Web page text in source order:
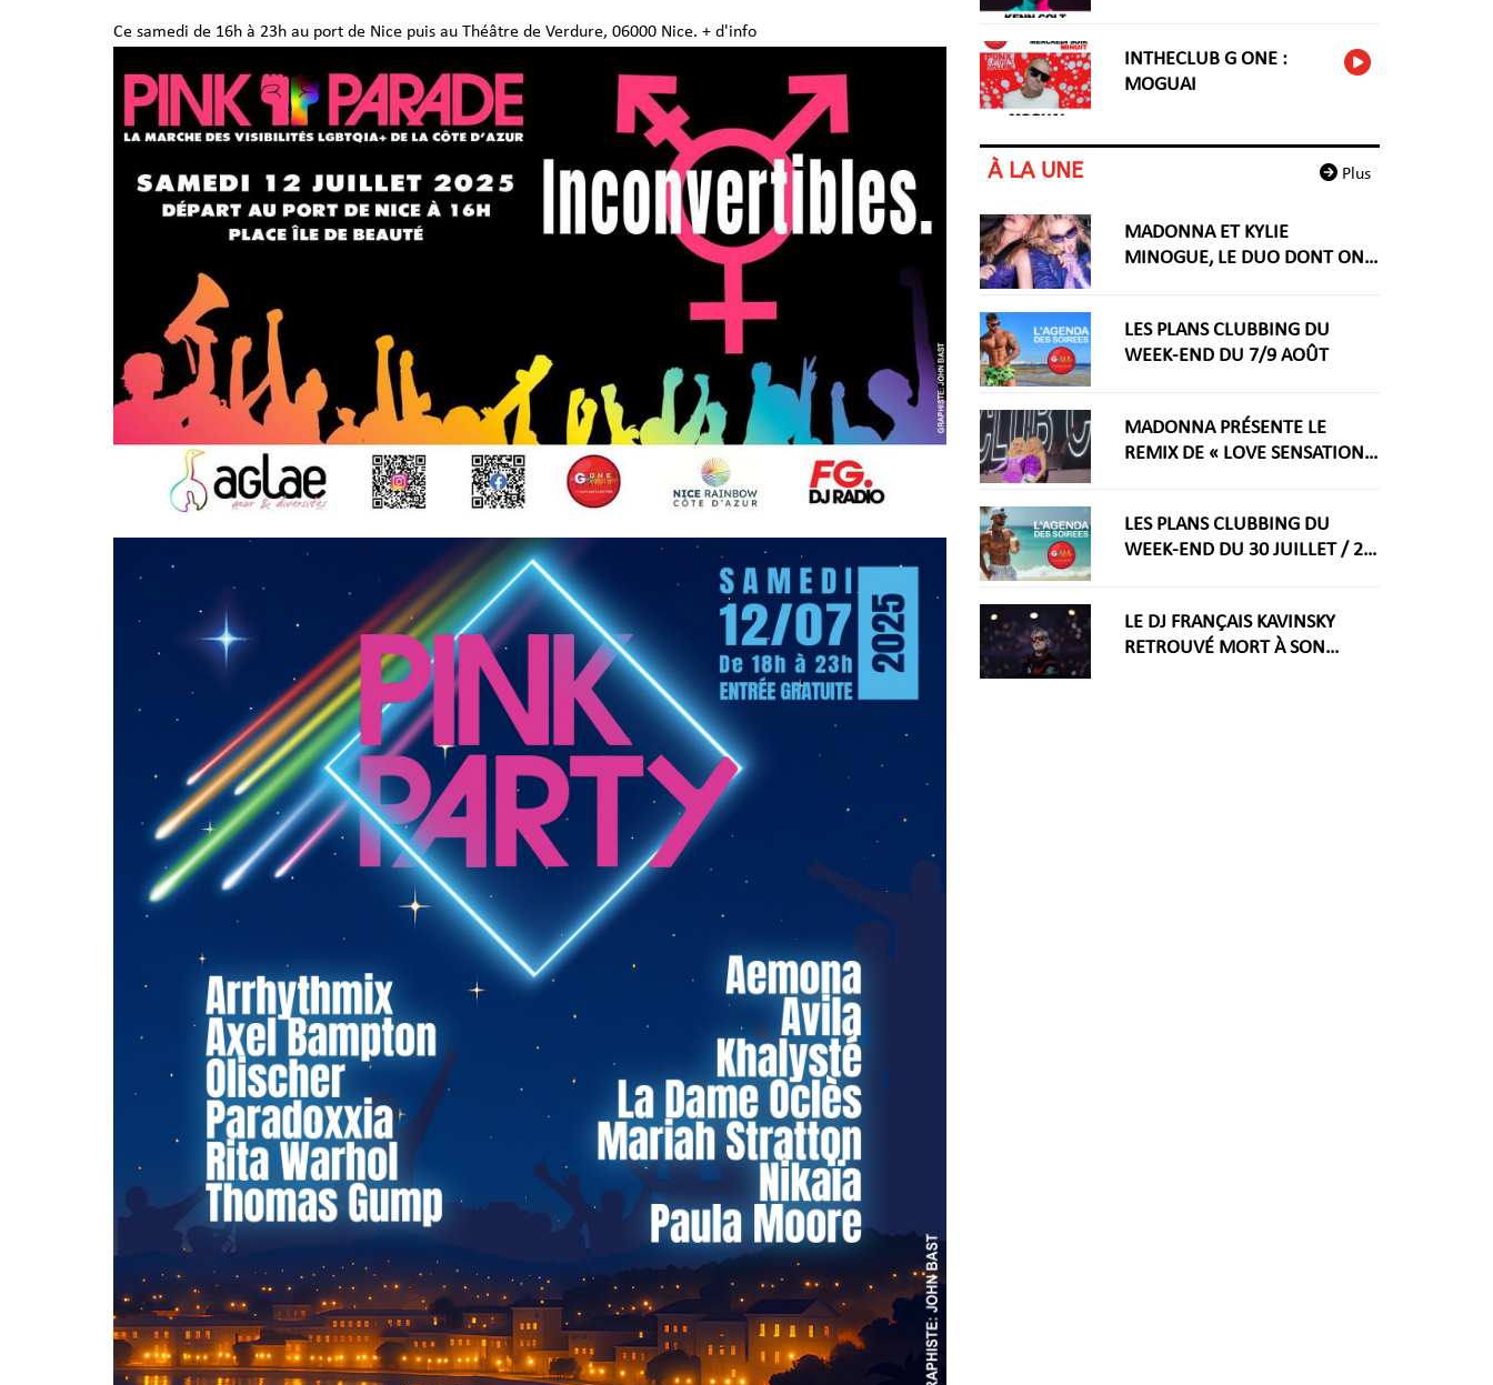
Ce samedi de 16h à 23h au port de Nice puis au Théâtre de Verdure, 06000 Nice. + d'info
INTHECLUB G ONE :
MOGUAI
Plus
À LA UNE
MADONNA ET KYLIE
MINOGUE, LE DUO DONT ON
LES PLANS CLUBBING DU
WEEK-END DU 7/9 AOÛT
MADONNA PRÉSENTE LE
REMIX DE « LOVE SENSATION »
2026
LES PLANS CLUBBING DU
WEEK-END DU 30 JUILLET / 2
LE DJ FRANÇAIS KAVINSKY
RETROUVÉ MORT À SON